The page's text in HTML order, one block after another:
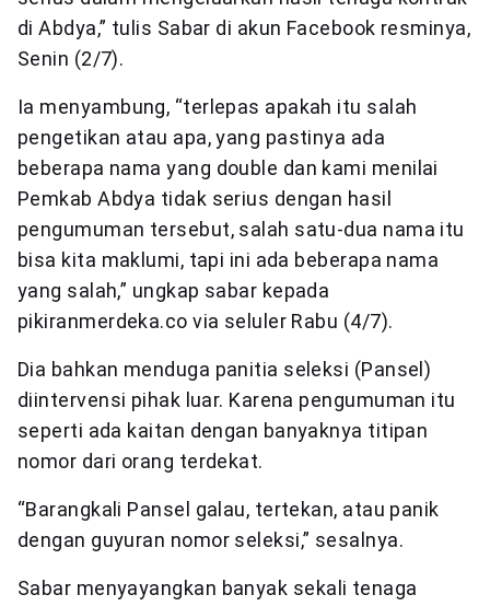
di Abdya,” tulis Sabar di akun Facebook resminya,
Senin (2/7).
Ia menyambung, “terlepas apakah itu salah
pengetikan atau apa, yang pastinya ada
beberapa nama yang double dan kami menilai
Pemkab Abdya tidak serius dengan hasil
pengumuman tersebut, salah satu-dua nama itu
bisa kita maklumi, tapi ini ada beberapa nama
yang salah,” ungkap sabar kepada
pikiranmerdeka.co via seluler Rabu (4/7).
Dia bahkan menduga panitia seleksi (Pansel)
diintervensi pihak luar. Karena pengumuman itu
seperti ada kaitan dengan banyaknya titipan
nomor dari orang terdekat.
“Barangkali Pansel galau, tertekan, atau panik
dengan guyuran nomor seleksi,” sesalnya.
Sabar menyayangkan banyak sekali tenaga